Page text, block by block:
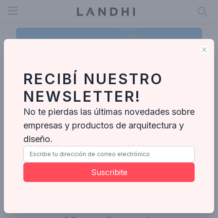
Open menu
Escalante Vela Arquitectos
Enviar mensaje
RECIBÍ NUESTRO
NEWSLETTER!
No te pierdas las últimas novedades sobre
empresas y productos de arquitectura y
diseño.
Suscribite